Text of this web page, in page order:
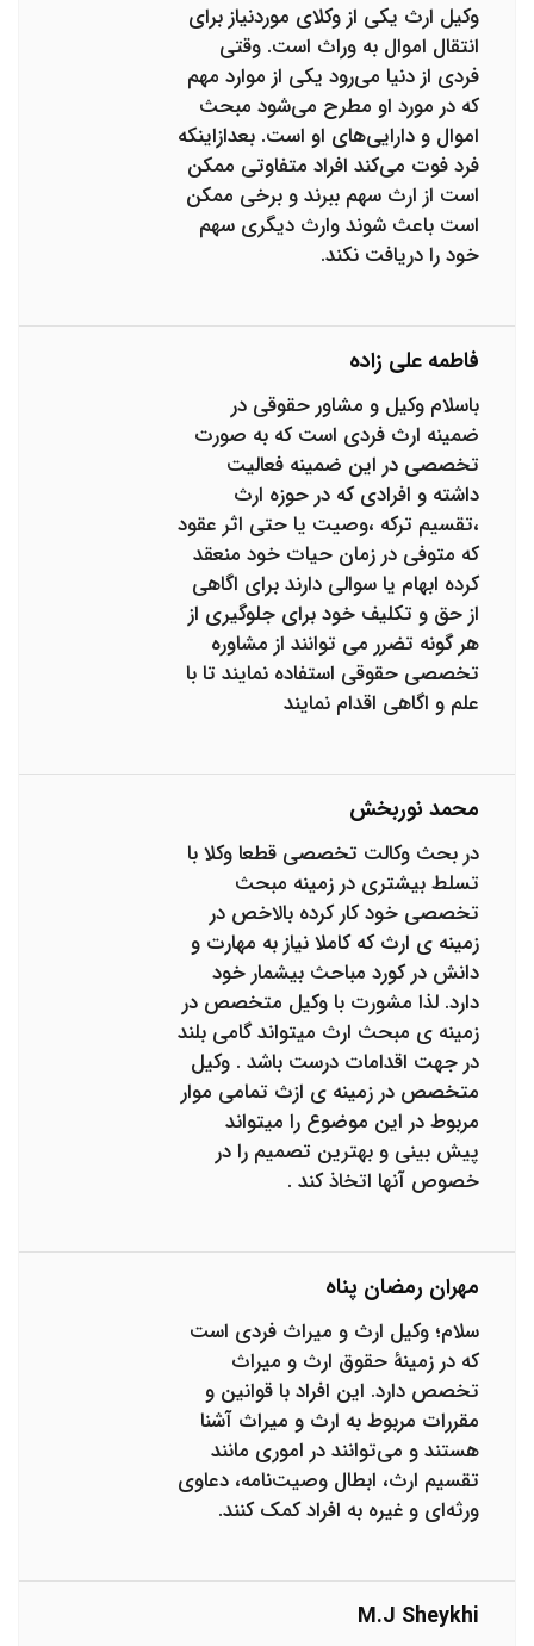
وکیل ارث یکی از وکلای موردنیاز برای
انتقال اموال به وراث است. وقتی
فردی از دنیا می‌رود یکی از موارد مهم
که در مورد او مطرح می‌شود مبحث
اموال و دارایی‌های او است. بعدازاینکه
فرد فوت می‌کند افراد متفاوتی ممکن
است از ارث سهم ببرند و برخی ممکن
است باعث شوند وارث دیگری سهم
خود را دریافت نکند.
فاطمه علی زاده
باسلام وکیل و مشاور حقوقی در
ضمینه ارث فردی است که به صورت
تخصصی در این ضمینه فعالیت
داشته و افرادی که در حوزه ارث
،تقسیم ترکه ،وصیت یا حتی اثر عقود
که متوفی در زمان حیات خود منعقد
کرده ابهام یا سوالی دارند برای اگاهی
از حق و تکلیف خود برای جلوگیری از
هر گونه تضرر می توانند از مشاوره
تخصصی حقوقی استفاده نمایند تا با
علم و اگاهی اقدام نمایند
محمد نوربخش
در بحث وکالت تخصصی قطعا وکلا با
تسلط بیشتری در زمینه مبحث
تخصصی خود کار کرده بالاخص در
زمینه ی ارث که کاملا نیاز به مهارت و
دانش در کورد مباحث بیشمار خود
دارد. لذا مشورت با وکیل متخصص در
زمینه ی مبحث ارث میتواند گامی بلند
در جهت اقدامات درست باشد . وکیل
متخصص در زمینه ی ازث تمامی موار
مربوط در این موضوع را میتواند
پیش بینی و بهترین تصمیم را در
خصوص آنها اتخاذ کند .
مهران رمضان پناه
سلام؛ وکیل ارث و میراث فردی است
که در زمینهٔ حقوق ارث و میراث
تخصص دارد. این افراد با قوانین و
مقررات مربوط به ارث و میراث آشنا
هستند و می‌توانند در اموری مانند
تقسیم ارث، ابطال وصیت‌نامه، دعاوی
ورثه‌ای و غیره به افراد کمک کنند.
M.j Sheykhi